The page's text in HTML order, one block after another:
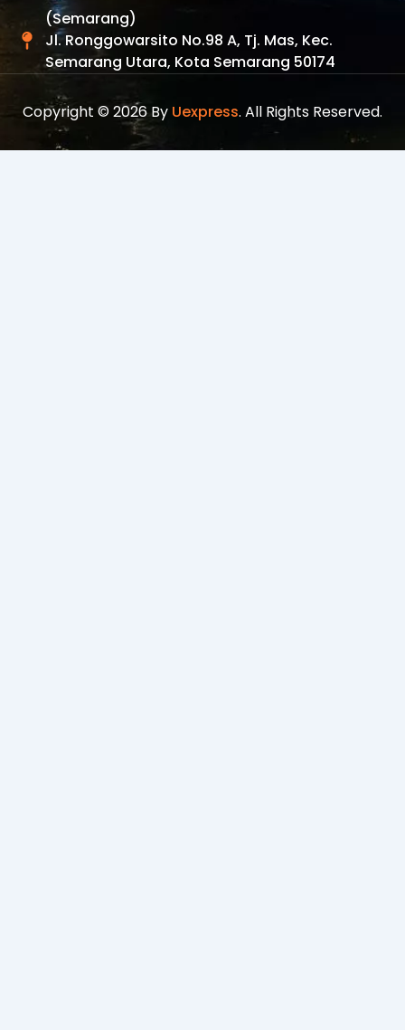
(Semarang)
Jl. Ronggowarsito No.98 A, Tj. Mas, Kec.
Semarang Utara, Kota Semarang 50174
Copyright © 2026 By Uexpress. All Rights Reserved.